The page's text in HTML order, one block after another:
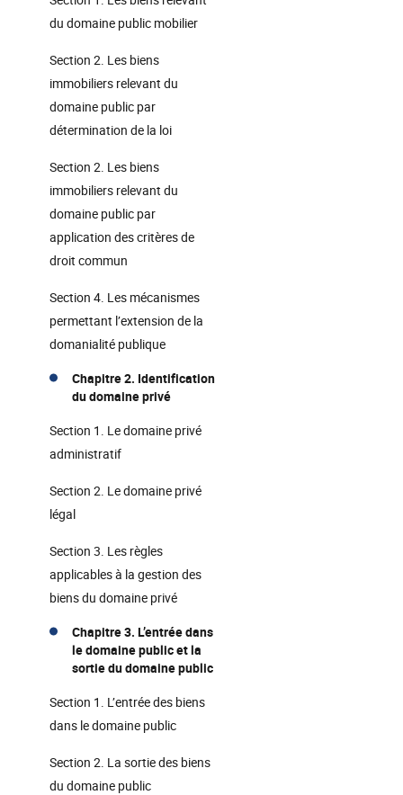
du domaine public mobilier
Section 2. Les biens
immobiliers relevant du
domaine public par
détermination de la loi
Section 2. Les biens
immobiliers relevant du
domaine public par
application des critères de
droit commun
Section 4. Les mécanismes
permettant l’extension de la
domanialité publique
Chapitre 2. Identification
du domaine privé
Section 1. Le domaine privé
administratif
Section 2. Le domaine privé
légal
Section 3. Les règles
applicables à la gestion des
biens du domaine privé
Chapitre 3. L’entrée dans
le domaine public et la
sortie du domaine public
Section 1. L’entrée des biens
dans le domaine public
Section 2. La sortie des biens
du domaine public